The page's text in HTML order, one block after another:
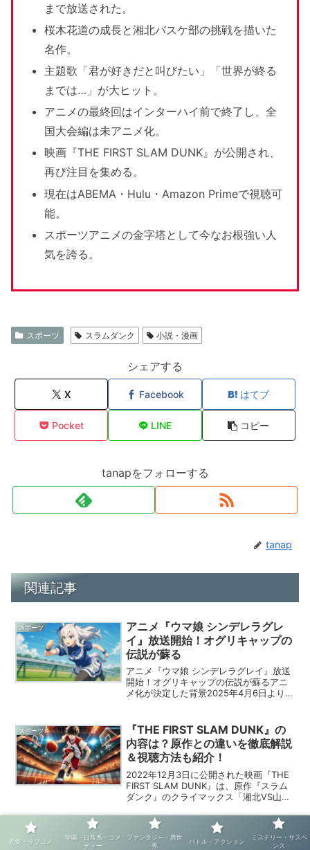
まで放送された。
桜木花道の成長と湘北バスケ部の挑戦を描いた
名作。
主題歌「君が好きだと叫びたい」「世界が終る
までは…」が大ヒット。
アニメの最終回はインターハイ前で終了し、全
国大会編は未アニメ化。
映画『THE FIRST SLAM DUNK』が公開され、
再び注目を集める。
現在はABEMA・Hulu・Amazon Primeで視聴可
能。
スポーツアニメの金字塔として今なお根強い人
気を誇る。
スポーツ スラムダンク 小説・漫画
シェアする
X Facebook はてブ
Pocket LINE コピー
tanapをフォローする
tanap
関連記事
スポーツ
アニメ『ウマ娘 シンデレラグレ
イ』放送開始！オグリキャップの
伝説が蘇る
アニメ『ウマ娘 シンデレラグレイ』放送
開始！オグリキャップの伝説が蘇るアニ
メ化が決定した背景2025年4月6日より、
しました。日刊スポーツによると、本作
は週刊ヤン...
スポーツ
『THE FIRST SLAM DUNK』の
内容は？原作との違いを徹底解説
＆視聴方法も紹介！
2022年12月3日に公開された映画『THE
FIRST SLAM DUNK』は、原作『スラム
ダンク』のクライマックス「湘北VS山王
作と映画ではストーリーの視点や演出に
大きな違いがあります。本記事では、
『...
スポーツ
ブルーロック2025完全攻略｜ア
ニメ新展開＆映画＆TikTokバズ
恋愛・ラブコメ
学園・日常系・コメ
ディー
ファンタジー・異世
界
バトル・アクション
ミステリー・サスペ
ンス